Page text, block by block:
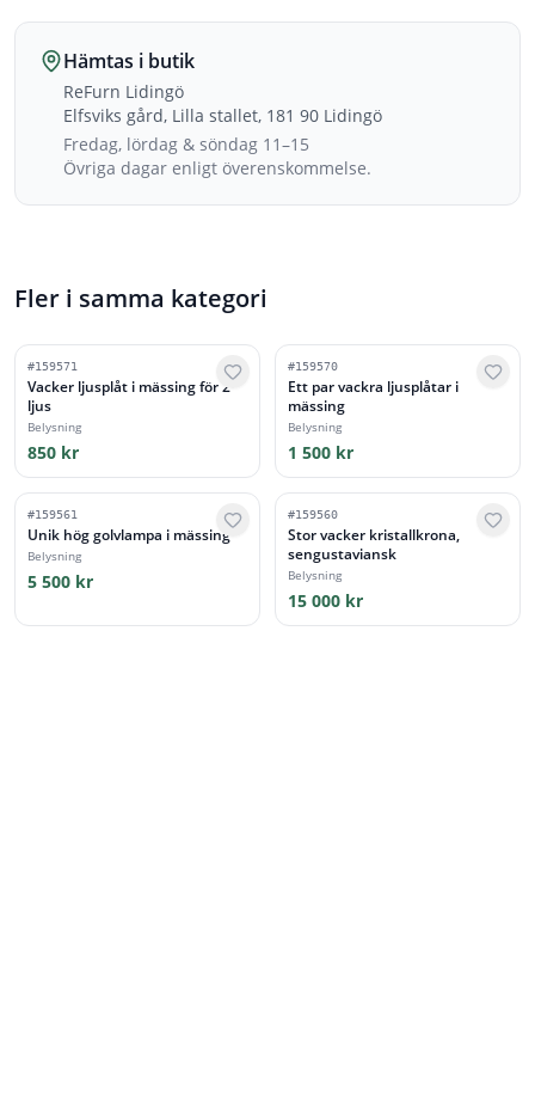
Hämtas i butik
ReFurn Lidingö
Elfsviks gård, Lilla stallet, 181 90 Lidingö
Fredag, lördag & söndag 11–15
Övriga dagar enligt överenskommelse.
Fler i samma kategori
#159571
Vacker ljusplåt i mässing för 2
ljus
Belysning
850 kr
#159570
Ett par vackra ljusplåtar i
mässing
Belysning
1 500 kr
#159561
Unik hög golvlampa i mässing
Belysning
5 500 kr
#159560
Stor vacker kristallkrona,
sengustaviansk
Belysning
15 000 kr